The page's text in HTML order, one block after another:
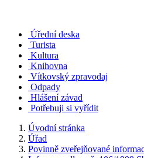
Úřední deska
Turista
Kultura
Knihovna
Vítkovský zpravodaj
Odpady
Hlášení závad
Potřebuji si vyřídit
Úvodní stránka
Úřad
Povinně zveřejňované